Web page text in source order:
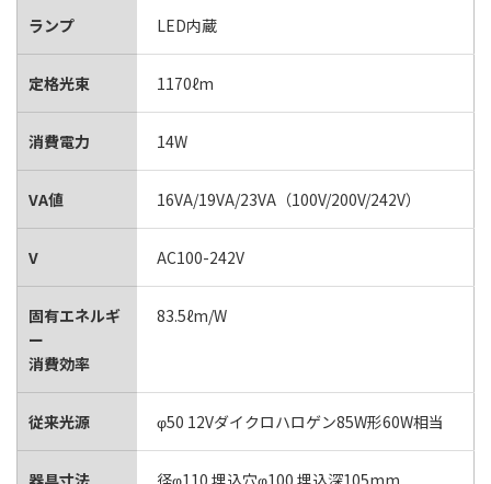
ランプ LED内蔵
定格光束 1170ℓm
消費電力 14W
VA値 16VA/19VA/23VA（100V/200V/242V）
V AC100-242V
固有エネルギ
ー
消費効率
83.5ℓm/W
従来光源 φ50 12Vダイクロハロゲン85W形60W相当